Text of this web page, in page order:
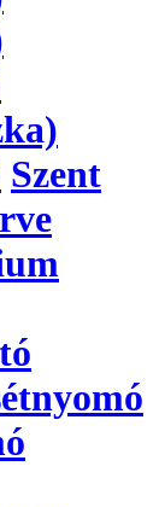
Szent